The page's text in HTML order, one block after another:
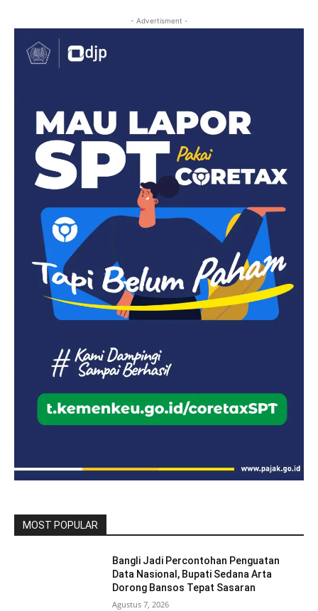
- Advertisment -
MOST POPULAR
Bangli Jadi Percontohan Penguatan
Data Nasional, Bupati Sedana Arta
Dorong Bansos Tepat Sasaran
Agustus 7, 2026